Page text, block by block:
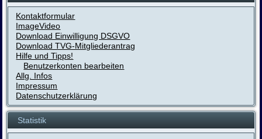
Kontaktformular
ImageVideo
Download Einwilligung DSGVO
Download TVG-Mitgliederantrag
Hilfe und Tipps!
Benutzerkonten bearbeiten
Allg. Infos
Impressum
Datenschutzerklärung
Statistik